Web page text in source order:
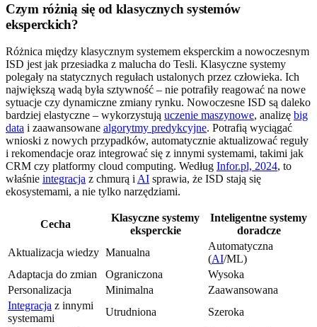
Czym różnią się od klasycznych systemów
eksperckich?
Różnica między klasycznym systemem eksperckim a nowoczesnym
ISD jest jak przesiadka z malucha do Tesli. Klasyczne systemy
polegały na statycznych regułach ustalonych przez człowieka. Ich
największą wadą była sztywność – nie potrafiły reagować na nowe
sytuacje czy dynamiczne zmiany rynku. Nowoczesne ISD są daleko
bardziej elastyczne – wykorzystują uczenie maszynowe, analizę big
data i zaawansowane algorytmy predykcyjne. Potrafią wyciągać
wnioski z nowych przypadków, automatycznie aktualizować reguły
i rekomendacje oraz integrować się z innymi systemami, takimi jak
CRM czy platformy cloud computing. Według Infor.pl, 2024, to
właśnie integracja z chmurą i AI sprawia, że ISD stają się
ekosystemami, a nie tylko narzędziami.
Cecha
Klasyczne systemy
eksperckie
Inteligentne systemy
doradcze
Aktualizacja wiedzy Manualna
Automatyczna
(AI/ML)
Adaptacja do zmian
Ograniczona
Wysoka
Personalizacja
Minimalna
Zaawansowana
Integracja z innymi
systemami
Utrudniona
Szeroka